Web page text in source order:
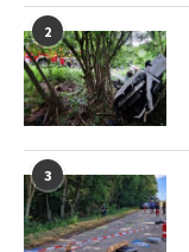
2
3